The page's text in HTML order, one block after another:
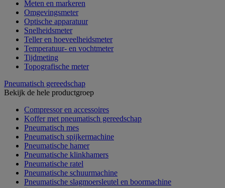
Meten en markeren
Omgevingsmeter
Optische apparatuur
Snelheidsmeter
Teller en hoeveelheidsmeter
Temperatuur- en vochtmeter
Tijdmeting
Topografische meter
Pneumatisch gereedschap
Bekijk de hele productgroep
Compressor en accessoires
Koffer met pneumatisch gereedschap
Pneumatisch mes
Pneumatisch spijkermachine
Pneumatische hamer
Pneumatische klinkhamers
Pneumatische ratel
Pneumatische schuurmachine
Pneumatische slagmoersleutel en boormachine